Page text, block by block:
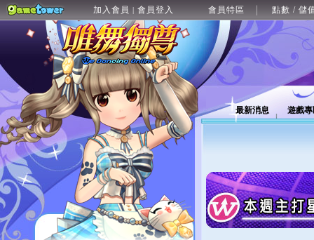
加入會員 | 會員登入 會員特區 點數 / 儲
最新消息 遊戲